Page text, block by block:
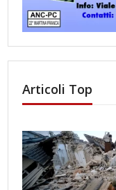
Articoli Top